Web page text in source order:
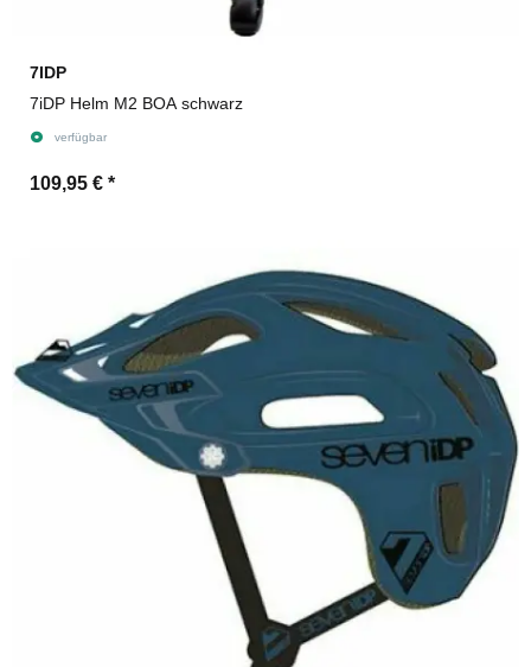
7IDP
7iDP Helm M2 BOA schwarz
verfügbar
109,95 € *